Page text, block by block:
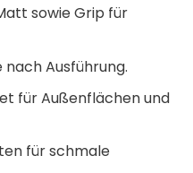
sowie Grip für
nach Ausführung.
für Außenflächen und
für schmale